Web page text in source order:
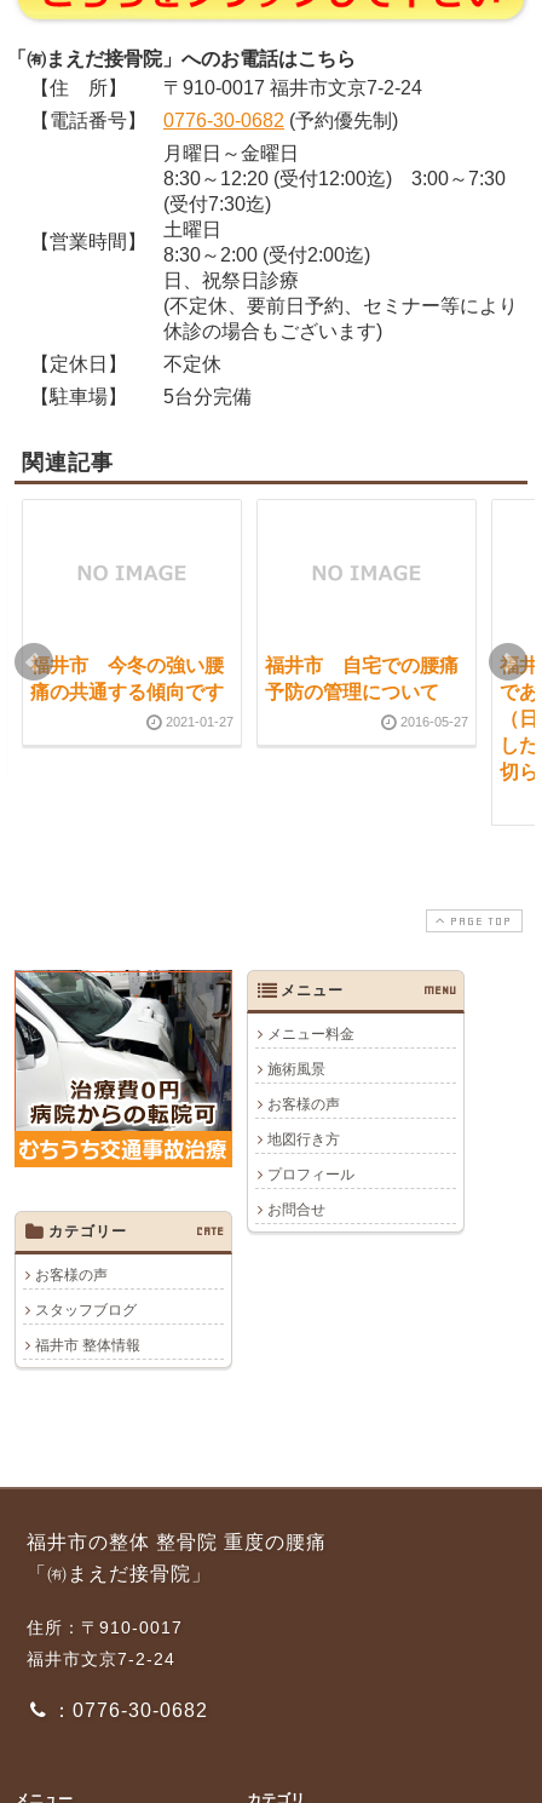
「㈲まえだ接骨院」へのお電話はこちら
【住 所】
〒910-0017 福井市文京7-2-24
【電話番号】
0776-30-0682 (予約優先制)
【営業時間】
月曜日～金曜日
8:30～12:20 (受付12:00迄) 3:00～7:30
(受付7:30迄)
土曜日
8:30～2:00 (受付2:00迄)
日、祝祭日診療
(不定休、要前日予約、セミナー等により
休診の場合もございます)
【定休日】
不定休
【駐車場】
5台分完備
関連記事
福井市 今冬の強い腰
痛の共通する傾向です
2021-01-27
福井市 自宅での腰痛
予防の管理について
2016-05-27
福
で
（
し
切
PAGE TOP
メニュー MENU
メニュー料金
施術風景
お客様の声
地図行き方
プロフィール
お問合せ
カテゴリー
CATE
お客様の声
スタッフブログ
福井市 整体情報
福井市の整体 整骨院 重度の腰痛
「㈲まえだ接骨院」
住所：〒910-0017
福井市文京7-2-24
：0776-30-0682
メニュー カテゴリ